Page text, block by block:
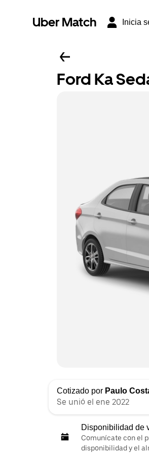
Uber Match Inicia
Ford Ka
Cotizado por Paulo
Se unió el ene 2022
Disponibilidad de
Comunícate con el
disponibilidad y el